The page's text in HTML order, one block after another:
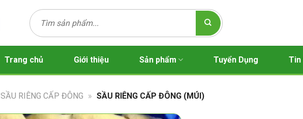
Tìm
Trang chủ Giới thiệu Sản phẩm Tuyển Dụng Tin
SẦU RIÊNG CẤP ĐÔNG » SẦU RIÊNG CẤP ĐÔNG (MÚI)